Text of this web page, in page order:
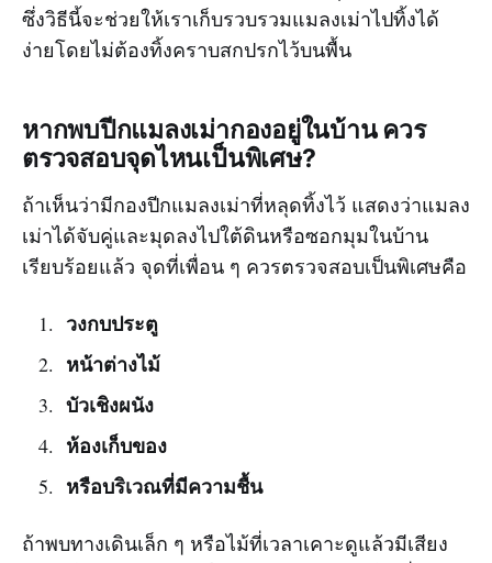
ซึ่งวิธีนี้จะช่วยให้เราเก็บรวบรวมแมลงเม่าไปทิ้งได้
ง่ายโดยไม่ต้องทิ้งคราบสกปรกไว้บนพื้น
หากพบปีกแมลงเม่ากองอยู่ในบ้าน ควร
ตรวจสอบจุดไหนเป็นพิเศษ?
ถ้าเห็นว่ามีกองปีกแมลงเม่าที่หลุดทิ้งไว้ แสดงว่าแมลง
เม่าได้จับคู่และมุดลงไปใต้ดินหรือซอกมุมในบ้าน
เรียบร้อยแล้ว จุดที่เพื่อน ๆ ควรตรวจสอบเป็นพิเศษคือ
วงกบประตู
หน้าต่างไม้
บัวเชิงผนัง
ห้องเก็บของ
หรือบริเวณที่มีความชื้น
ถ้าพบทางเดินเล็ก ๆ หรือไม้ที่เวลาเคาะดูแล้วมีเสียง